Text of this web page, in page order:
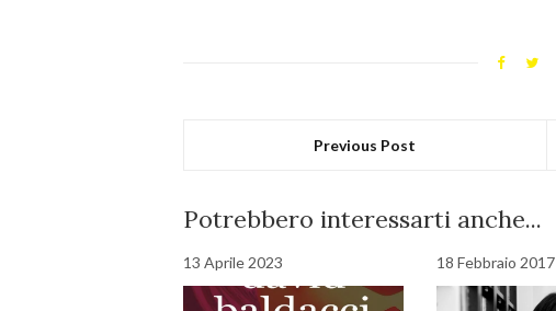
Previous Post
Potrebbero interessarti anche...
13 Aprile 2023 18 Febbraio 2017